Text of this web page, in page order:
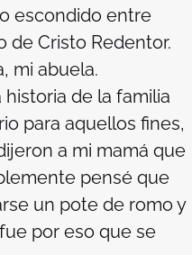
escondido entre
de Cristo Redentor.
mi abuela.
de la familia
para aquellos fines,
a mi mamá que
pensé que
un pote de romo y
por eso que se